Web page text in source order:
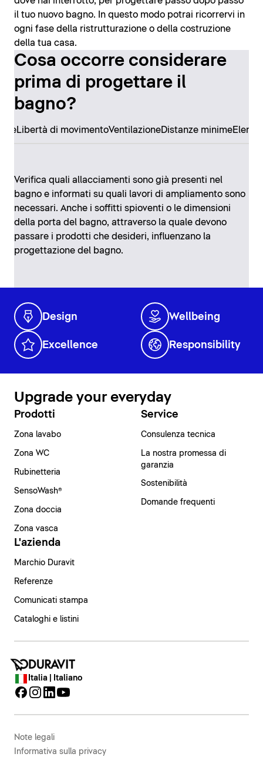
il tuo nuovo bagno. In questo modo potrai ricorrervi in
ogni fase della ristrutturazione o della costruzione
della tua casa.
Cosa occorre considerare
prima di progettare il
bagno?
Libertà di movimentoVentilazioneDistanze minime
Verifica quali allacciamenti sono già presenti nel
bagno e informati su quali lavori di ampliamento sono
necessari. Anche i soffitti spioventi o le dimensioni
della porta del bagno, attraverso la quale devono
passare i prodotti che desideri, influenzano la
progettazione del bagno.
Design Wellbeing
Excellence Responsibility
Upgrade your everyday
Prodotti
Zona lavabo
Zona WC
Rubinetteria
SensoWash®
Zona doccia
Zona vasca
Service
Consulenza tecnica
La nostra promessa di
garanzia
Sostenibilità
Domande frequenti
L'azienda
Marchio Duravit
Referenze
Comunicati stampa
Cataloghi e listini
Italia | Italiano
Note legali
Informativa sulla privacy